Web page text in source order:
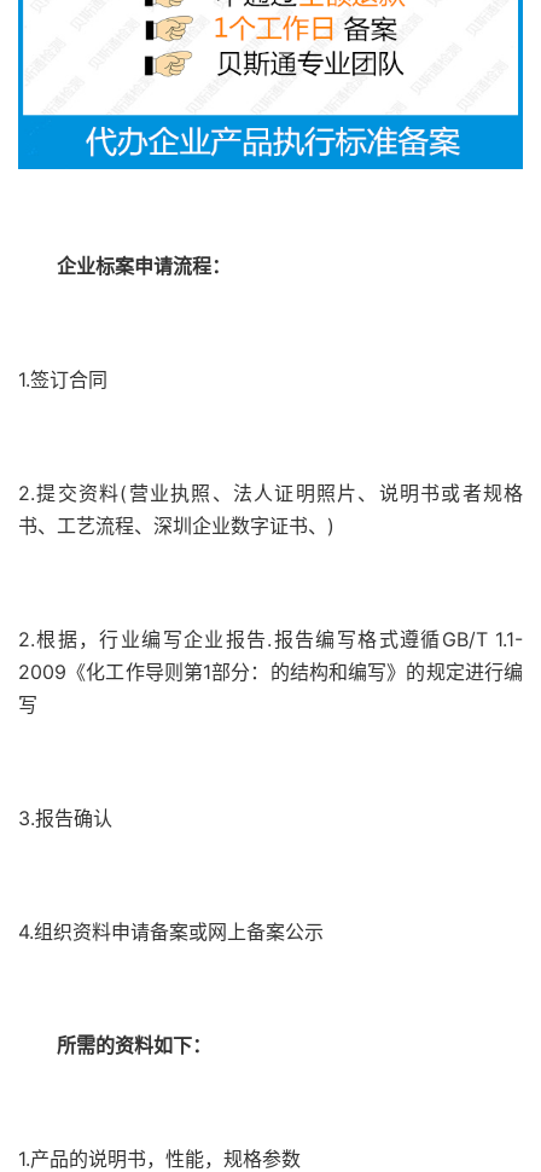
企业标案申请流程：
1.签订合同
2.提交资料(营业执照、法人证明照片、说明书或者规格
书、工艺流程、深圳企业数字证书、)
2.根据，行业编写企业报告.报告编写格式遵循GB/T 1.1-
2009《化工作导则第1部分：的结构和编写》的规定进行编
写
3.报告确认
4.组织资料申请备案或网上备案公示
所需的资料如下：
1.产品的说明书，性能，规格参数